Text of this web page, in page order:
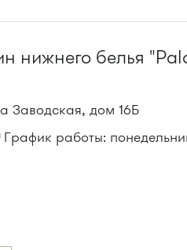
нижнего белья
Заводская, дом 16Б
График работы: